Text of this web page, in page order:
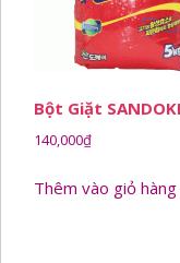
Bột Giặt
140,000₫
Thêm vào giỏ hàng